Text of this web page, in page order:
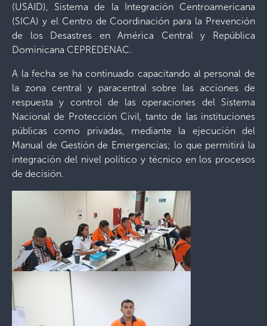
(USAID), Sistema de la Integración Centroamericana
(SICA) y el Centro de Coordinación para la Prevención
de los Desastres en América Central y República
Dominicana CEPREDENAC.
A la fecha se ha continuado capacitando al personal de
la zona central y paracentral sobre las acciones de
respuesta y control de las operaciones del Sistema
Nacional de Protección Civil, tanto de las instituciones
públicas como privadas, mediante la ejecución del
Manual de Gestión de Emergencias; lo que permitirá la
integración del nivel político y técnico en los procesos
de decisión.